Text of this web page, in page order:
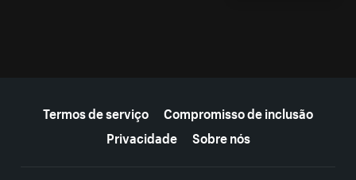
Termos de serviço
Compromisso de inclusão
Privacidade
Sobre nós